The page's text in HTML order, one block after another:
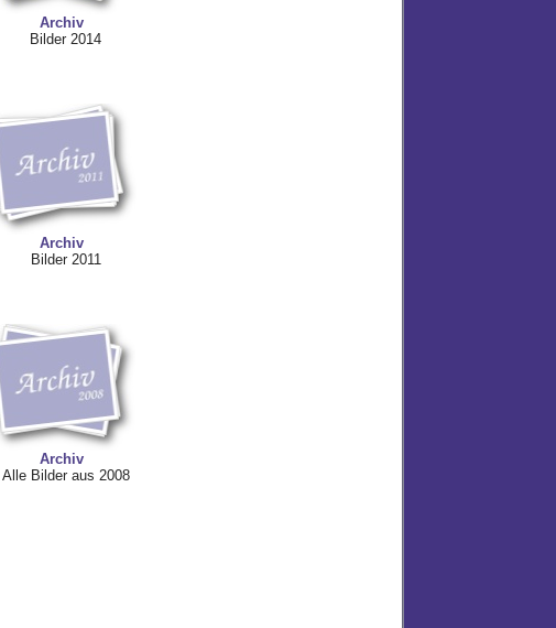
Archiv
Bilder 2014
Archiv
Bilder 2011
Archiv
Alle Bilder aus 2008